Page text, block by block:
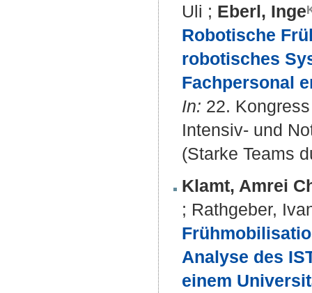
Uli ; Eberl, Inge
Robotische
robotisches
Fachpersonal
In: 22.
Intensiv- und
(Starke Teams
Klamt, Amrei
; Rathgeber,
Analyse des
einem